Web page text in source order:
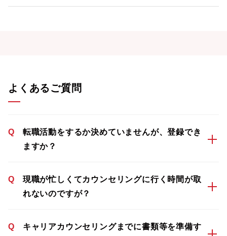
よくあるご質問
Q
転職活動をするか決めていませんが、登録でき
ますか？
Q
現職が忙しくてカウンセリングに行く時間が取
れないのですが？
Q
キャリアカウンセリングまでに書類等を準備す